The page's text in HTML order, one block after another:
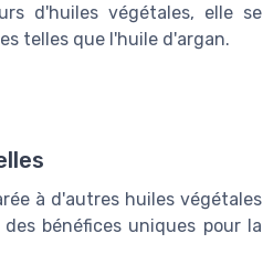
d'huiles végétales, elle se
telles que l'huile d'argan.
à d'autres huiles végétales
bénéfices uniques pour la